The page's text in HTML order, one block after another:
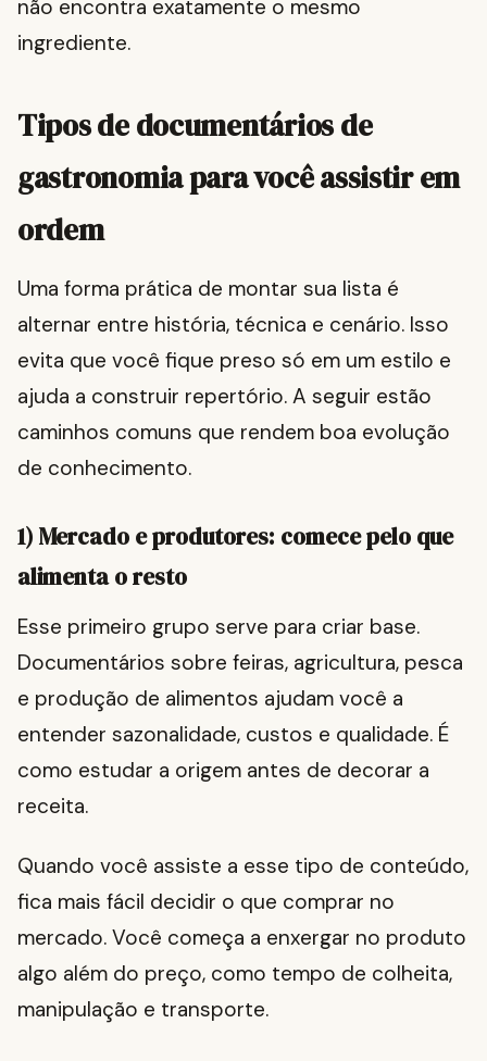
não encontra exatamente o mesmo
ingrediente.
Tipos de documentários de
gastronomia para você assistir em
ordem
Uma forma prática de montar sua lista é
alternar entre história, técnica e cenário. Isso
evita que você fique preso só em um estilo e
ajuda a construir repertório. A seguir estão
caminhos comuns que rendem boa evolução
de conhecimento.
1) Mercado e produtores: comece pelo que
alimenta o resto
Esse primeiro grupo serve para criar base.
Documentários sobre feiras, agricultura, pesca
e produção de alimentos ajudam você a
entender sazonalidade, custos e qualidade. É
como estudar a origem antes de decorar a
receita.
Quando você assiste a esse tipo de conteúdo,
fica mais fácil decidir o que comprar no
mercado. Você começa a enxergar no produto
algo além do preço, como tempo de colheita,
manipulação e transporte.